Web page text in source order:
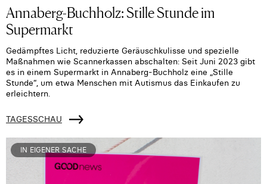
Annaberg-Buchholz: Stille Stunde im
Supermarkt
Gedämpftes Licht, reduzierte Geräuschkulisse und spezielle
Maßnahmen wie Scannerkassen abschalten: Seit Juni 2023 gibt
es in einem Supermarkt in Annaberg-Buchholz eine „Stille
Stunde“, um etwa Menschen mit Autismus das Einkaufen zu
erleichtern.
TAGESSCHAU
IN EIGENER SACHE